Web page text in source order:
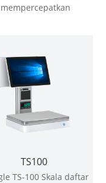
TS100
TS-100 Skala daftar